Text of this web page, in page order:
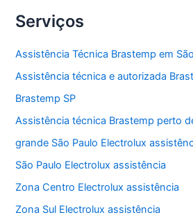
Brastemp
Serviços
Assistência Técnica Brastemp em
Assistência técnica e autorizada
Brastemp SP
Assistência técnica Brastemp perto
grande São Paulo Electrolux
São Paulo Electrolux assistência
Zona Centro Electrolux assistência
Zona Sul Electrolux assistência